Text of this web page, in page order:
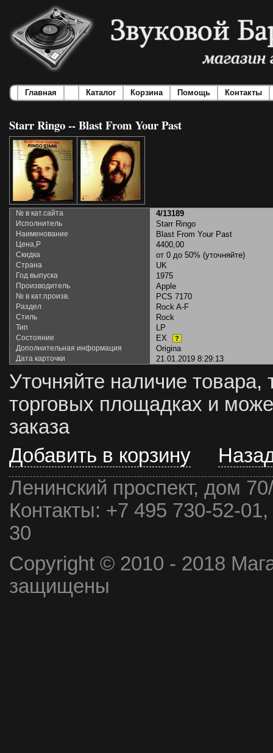
Главная Каталог Корзина Помощь Контакты
Starr Ringo -- Blast From Your Past
№ в кат.сайта 4/13189
Исполнитель Starr Ringo
Наименование Blast From Your Past
Цена,Р 4400,00
Скидка от 0 до 50% (уточняйте)
Страна UK
Год выпуска 1975
Производитель Apple
№ в кат.произв. PCS 7170
Раздел Rock A-F
Стиль Rock
Тип LP
Состояние EX ?
Дополнительная информация Origina
Дата карточки 21.01.2019 8:29:13
Уточняйте наличие товара,
торговых площадках и
заказа
Добавить в корзину
Ленинский проспект, дом
Контакты: +7 495 730-52-
30
Copyright © 2010 - 2018
защищены